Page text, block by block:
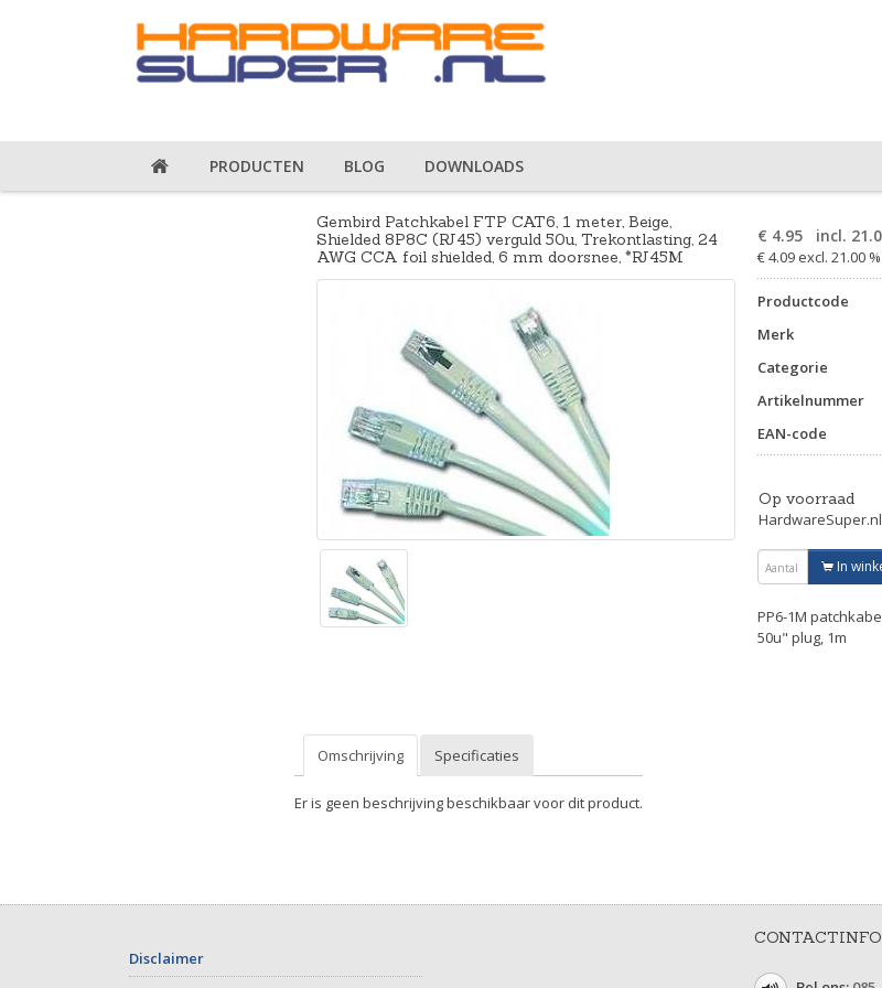
PRODUCTEN BLOG DOWNLOADS
Gembird Patchkabel FTP CAT6, 1 meter, Beige,
Shielded 8P8C (RJ45) verguld 50u, Trekontlasting, 24
AWG CCA foil shielded, 6 mm doorsnee, *RJ45M
€ 4.95 incl.
€ 4.09 excl. 21.00
Productcode
Merk
Categorie
Artikelnummer
EAN-code
Op voorraad
HardwareSuper.nl
In
PP6-1M
50u" plug, 1m
Omschrijving Specificaties
Er is geen beschrijving beschikbaar voor dit product.
Disclaimer